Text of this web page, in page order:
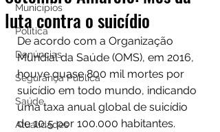
Municípios
Política
Denúncias
Segurança Pública
Saúde
Atualidades
luta contra o suicídio
De acordo com a Organização
Mundial da Saúde (OMS), em 2016,
houve quase 800 mil mortes por
suicídio em todo mundo, indicando
uma taxa anual global de suicídio
de 10,5 por 100.000 habitantes.